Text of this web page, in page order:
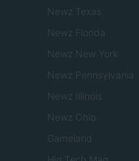
Newz Texas
Newz Florida
Newz New York
Newz Pennsylvania
Newz Illinois
Newz Ohio
Gameland